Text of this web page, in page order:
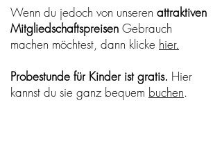
Wenn du jedoch von unseren attraktiven
Mitgliedschaftspreisen Gebrauch
machen möchtest, dann klicke hier.
Probestunde für Kinder ist gratis. Hier
kannst du sie ganz bequem buchen.